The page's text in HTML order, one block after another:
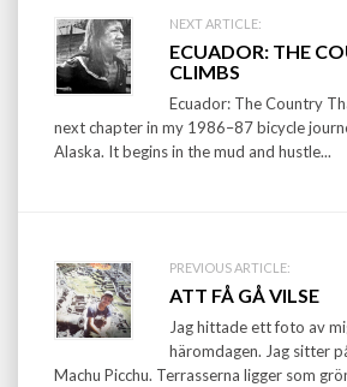
Post
navigation
NEXT ARTICLE:
ECUADOR: THE
CLIMBS
Ecuador: The Country
next chapter in my 1986–87 bicycle
Alaska. It begins in the mud and hustle...
PREVIOUS ARTICLE:
ATT FÅ GÅ VILSE
Jag hittade ett foto av
häromdagen. Jag sitter
Machu Picchu. Terrasserna ligger som